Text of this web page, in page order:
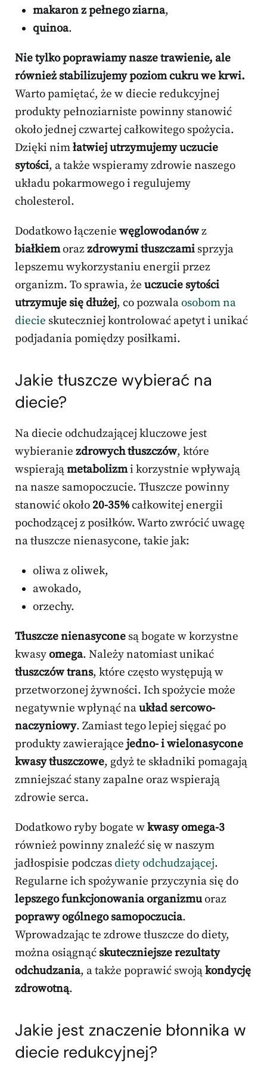
makaron z pełnego ziarna,
quinoa.
Nie tylko poprawiamy nasze trawienie, ale
również stabilizujemy poziom cukru we krwi.
Warto pamiętać, że w diecie redukcyjnej
produkty pełnoziarniste powinny stanowić
około jednej czwartej całkowitego spożycia.
Dzięki nimłatwiej utrzymujemy uczucie
sytości, a także wspieramy zdrowie naszego
układu pokarmowego i regulujemy
cholesterol.
Dodatkowo łączenie węglowodanówz
białkiemorazzdrowymi tłuszczami sprzyja
lepszemu wykorzystaniu energii przez
organizm. To sprawia, że uczucie sytości
utrzymuje się dłużej, co pozwalaosobom na
diecie skuteczniej kontrolować apetyt i unikać
podjadania pomiędzy posiłkami.
Jakie tłuszcze wybierać na
diecie?
Na diecie odchudzającej kluczowe jest
wybieranie zdrowych tłuszczów, które
wspierająmetabolizmi korzystnie wpływają
na nasze samopoczucie. Tłuszcze powinny
stanowić około 20-35%całkowitej energii
pochodzącej z posiłków. Warto zwrócić uwagę
na tłuszcze nienasycone, takie jak:
oliwa z oliwek,
awokado,
orzechy.
Tłuszcze nienasycone są bogate w korzystne
kwasyomega. Należy natomiast unikać
tłuszczów trans, które często występują w
przetworzonej żywności. Ich spożycie może
negatywnie wpłynąć naukład sercowo-
naczyniowy. Zamiast tego lepiej sięgać po
produkty zawierające jedno- i wielonasycone
kwasy tłuszczowe, gdyż te składniki pomagają
zmniejszać stany zapalne oraz wspierają
zdrowie serca.
Dodatkowo ryby bogate wkwasy omega-3
również powinny znaleźć się w naszym
jadłospisie podczasdiety odchudzającej.
Regularne ich spożywanie przyczynia się do
lepszego funkcjonowania organizmuoraz
poprawy ogólnego samopoczucia.
Wprowadzając te zdrowe tłuszcze do diety,
można osiągnąć skuteczniejsze rezultaty
odchudzania, a także poprawić swojąkondycję
zdrowotną.
Jakie jest znaczenie błonnika w
diecie redukcyjnej?